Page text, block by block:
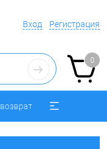
Вход Регистрация
0